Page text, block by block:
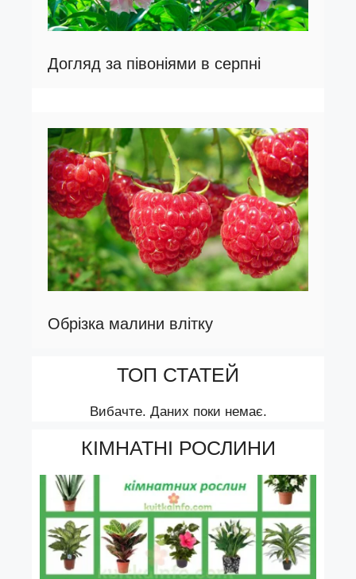
Догляд за півоніями в серпні
Обрізка малини влітку
ТОП СТАТЕЙ
Вибачте. Даних поки немає.
КІМНАТНІ РОСЛИНИ